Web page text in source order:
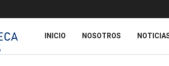
INICIO NOSOTROS